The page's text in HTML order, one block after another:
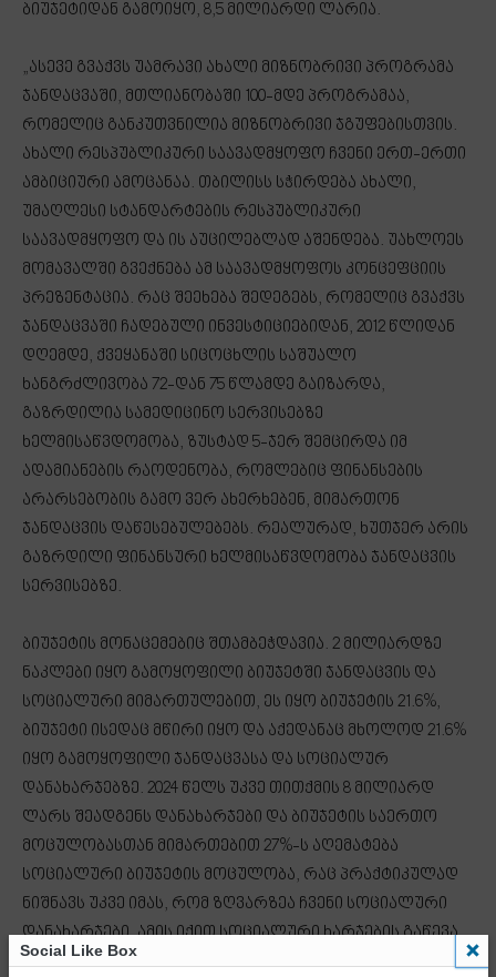
ბიუჯეტიდან გამოიყო, 8,5 მილიარდი ლარია.
„ასევე გვაქვს უამრავი ახალი მიზნობრივი პროგრამა
ჯანდაცვაში, მთლიანობაში 100-მდე პროგრამაა,
რომელიც განკუთვნილია მიზნობრივი ჯგუფებისთვის.
ახალი რესპუბლიკური საავადმყოფო ჩვენი ერთ-ერთი
ამბიციური ამოცანაა. თბილისს სჭირდება ახალი,
უმაღლესი სტანდარტების რესპუბლიკური
საავადმყოფო და ის აუცილებლად აშენდება. უახლოეს
მომავალში გვექნება ამ საავადმყოფოს კონცეფციის
პრეზენტაცია. რაც შეეხება შედეგებს, რომელიც გვაქვს
ჯანდაცვაში ჩადებული ინვესტიციებიდან, 2012 წლიდან
დღემდე, ქვეყანაში სიცოცხლის საშუალო
ხანგრძლივობა 72-დან 75 წლამდე გაიზარდა,
გაზრდილია სამედიცინო სერვისებზე
ხელმისაწვდომობა, ზუსტად 5-ჯერ შემცირდა იმ
ადამიანების რაოდენობა, რომლებიც ფინანსების
არარსებობის გამო ვერ ახერხებენ, მიმართონ
ჯანდაცვის დაწესებულებებს. რეალურად, ხუთჯერ არის
გაზრდილი ფინანსური ხელმისაწვდომობა ჯანდაცვის
სერვისებზე.
ბიუჯეტის მონაცემებიც შთამბეჭდავია. 2 მილიარდზე
ნაკლები იყო გამოყოფილი ბიუჯეტში ჯანდაცვის და
სოციალური მიმართულებით, ეს იყო ბიუჯეტის 21.6%,
ბიუჯეტი ისედაც მწირი იყო და აქედანაც მხოლოდ 21.6%
იყო გამოყოფილი ჯანდაცვასა და სოციალურ
დანახარჯებზე. 2024 წელს უკვე თითქმის 8 მილიარდ
ლარს შეადგენს დანახარჯები და ბიუჯეტის საერთო
მოცულობასთან მიმართებით 27%-ს აღემატება
სოციალური ბიუჯეტის მოცულობა, რაც პრაქტიკულად
ნიშნავს უკვე იმას, რომ ზღვარზეა ჩვენი სოციალური
დანახარჯები. ამის იქით სოციალური ხარჯების გაწევა
ნიშნავს იმას, რომ უნდა დავაწვეთ ზედმეტად
Social Like Box